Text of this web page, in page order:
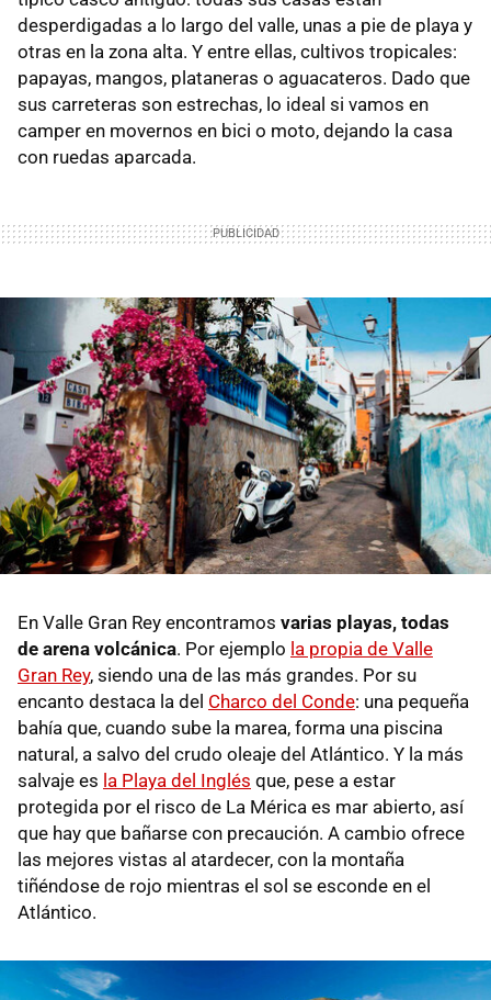
desperdigadas a lo largo del valle, unas a pie de playa y
otras en la zona alta. Y entre ellas, cultivos tropicales:
papayas, mangos, plataneras o aguacateros. Dado que
sus carreteras son estrechas, lo ideal si vamos en
camper en movernos en bici o moto, dejando la casa
con ruedas aparcada.
En Valle Gran Rey encontramos varias playas, todas
de arena volcánica. Por ejemplo la propia de Valle
Gran Rey, siendo una de las más grandes. Por su
encanto destaca la del Charco del Conde: una pequeña
bahía que, cuando sube la marea, forma una piscina
natural, a salvo del crudo oleaje del Atlántico. Y la más
salvaje es la Playa del Inglés que, pese a estar
protegida por el risco de La Mérica es mar abierto, así
que hay que bañarse con precaución. A cambio ofrece
las mejores vistas al atardecer, con la montaña
tiñéndose de rojo mientras el sol se esconde en el
Atlántico.